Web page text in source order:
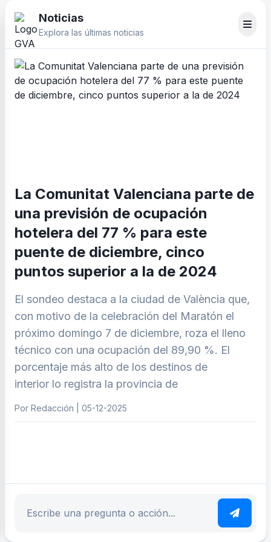
Noticias
Explora las últimas noticias
La Comunitat Valenciana parte de
una previsión de ocupación
hotelera del 77 % para este
puente de diciembre, cinco
puntos superior a la de 2024
El sondeo destaca a la ciudad de València que,
con motivo de la celebración del Maratón el
próximo domingo 7 de diciembre, roza el lleno
técnico con una ocupación del 89,90 %. El
porcentaje más alto de los destinos de
interior lo registra la provincia de
Por Redacción | 05-12-2025
Escribe tu pregunta